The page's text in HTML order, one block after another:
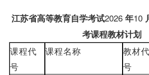
江苏省高等教育自学考试2026 年10
考课程教材计划
课程代
号
课程名称 教材代
号